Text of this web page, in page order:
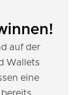
auf der
Wallets
eine